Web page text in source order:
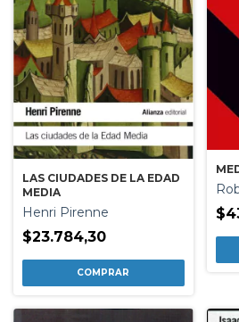
LAS CIUDADES DE LA EDAD
MEDIA
Henri Pirenne
$23.784,30